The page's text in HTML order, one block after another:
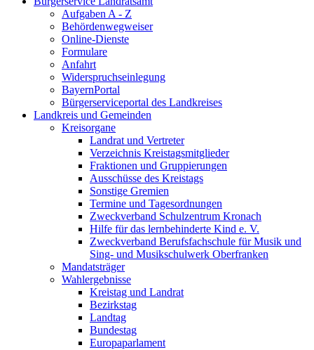
Aufgaben A - Z
Behördenwegweiser
Online-Dienste
Formulare
Anfahrt
Widerspruchseinlegung
BayernPortal
Bürgerserviceportal des Landkreises
Landkreis und Gemeinden
Kreisorgane
Landrat und Vertreter
Verzeichnis Kreistagsmitglieder
Fraktionen und Gruppierungen
Ausschüsse des Kreistags
Sonstige Gremien
Termine und Tagesordnungen
Zweckverband Schulzentrum Kronach
Hilfe für das lernbehinderte Kind e. V.
Zweckverband Berufsfachschule für Musik und
Sing- und Musikschulwerk Oberfranken
Mandatsträger
Wahlergebnisse
Kreistag und Landrat
Bezirkstag
Landtag
Bundestag
Europaparlament